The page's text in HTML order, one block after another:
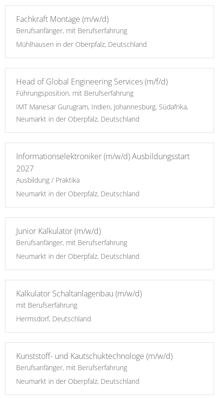
Fachkraft Montage (m/w/d)
Berufsanfänger, mit Berufserfahrung
Mühlhausen in der Oberpfalz, Deutschland
Head of Global Engineering Services (m/f/d)
Führungsposition, mit Berufserfahrung
IMT Manesar Gurugram, Indien, Johannesburg, Südafrika,
Neumarkt in der Oberpfalz, Deutschland
Informationselektroniker (m/w/d) Ausbildungsstart
2027
Ausbildung / Praktika
Neumarkt in der Oberpfalz, Deutschland
Junior Kalkulator (m/w/d)
Berufsanfänger, mit Berufserfahrung
Neumarkt in der Oberpfalz, Deutschland
Kalkulator Schaltanlagenbau (m/w/d)
mit Berufserfahrung
Hermsdorf, Deutschland
Kunststoff- und Kautschuktechnologe (m/w/d)
Berufsanfänger, mit Berufserfahrung
Neumarkt in der Oberpfalz, Deutschland